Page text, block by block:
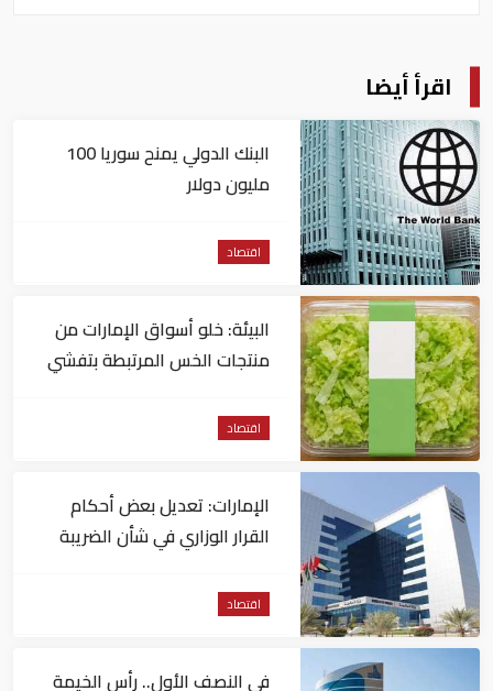
اقرأ أيضا
البنك الدولي يمنح سوريا 100
مليون دولار
اقتصاد
البيئة: خلو أسواق الإمارات من
منتجات الخس المرتبطة بتفشي
اقتصاد
الإمارات: تعديل بعض أحكام
القرار الوزاري في شأن الضريبة
اقتصاد
في النصف الأول.. رأس الخيمة